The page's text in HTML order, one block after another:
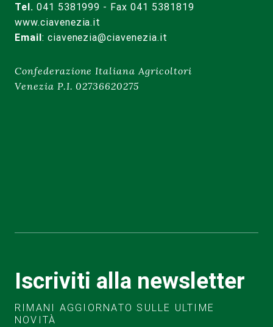
Tel. 041 5381999 - Fax 041 5381819
www.ciavenezia.it
Email: ciavenezia@ciavenezia.it
Confederazione Italiana Agricoltori
Venezia P.I. 02736620275
Iscriviti alla newsletter
RIMANI AGGIORNATO SULLE ULTIME
NOVITÀ